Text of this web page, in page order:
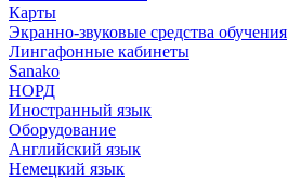
Карты
Экранно-звуковые средства обучения
Лингафонные кабинеты
Sanako
НОРД
Иностранный язык
Оборудование
Английский язык
Немецкий язык